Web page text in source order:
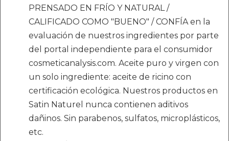
PRENSADO EN FRÍO Y NATURAL /
CALIFICADO COMO "BUENO" / CONFÍA en la
evaluación de nuestros ingredientes por parte
del portal independiente para el consumidor
cosmeticanalysis.com. Aceite puro y virgen con
un solo ingrediente: aceite de ricino con
certificación ecológica. Nuestros productos en
Satin Naturel nunca contienen aditivos
dañinos. Sin parabenos, sulfatos, microplásticos,
etc.